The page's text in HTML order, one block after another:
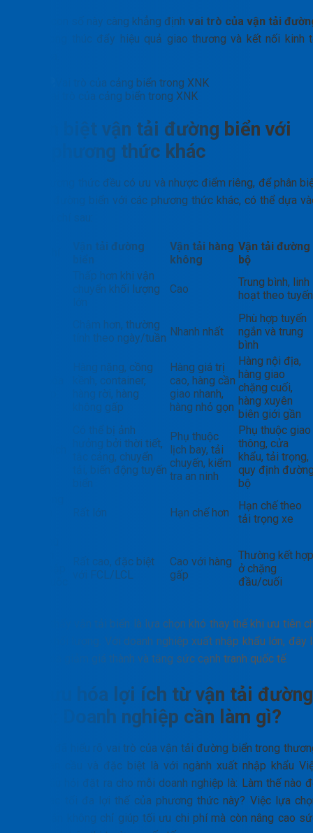
Những con số này càng khẳng định vai trò của vận tải
trong thúc đẩy hiệu quả giao thương và kết nối kinh
Vai trò của cảng biển trong XNK
Phân biệt vận tải đường biển với
các phương thức khác
Mỗi phương thức đều có ưu và nhược điểm riêng, để phân
vận tải đường biển với các phương thức khác, có thể dựa
các tiêu chí sau:
Vận tải đường
biển
Vận tải hàng
không
Vận tải đường
bộ
Thấp hơn khi vận
chuyển khối lượng
Cao
Trung bình, linh
hoạt theo tuyến
Chậm hơn, thường
tính theo ngày/tuần Nhanh nhất
Phù hợp tuyến
ngắn và trung
bình
Hàng nặng, cồng
kềnh, container,
hàng rời, hàng
không gấp
Hàng giá trị
cao, hàng cần
giao nhanh,
hàng nhỏ gọn
Hàng nội địa,
hàng giao
chặng cuối,
hàng xuyên
biên giới gần
Có thể bị ảnh
hưởng bởi thời tiết,
tắc cảng, chuyển
tải, biến động tuyến
biển
Phụ thuộc
lịch bay, tải
chuyến, kiểm
tra an ninh
Phụ thuộc giao
thông, cửa
khẩu, tải trọng,
quy định
bộ
Rất lớn Hạn chế hơn
Hạn chế theo
tải trọng xe
Rất cao, đặc biệt
với FCL/LCL
Cao với hàng
gấp
Thường kết hợp
ở chặng
đầu/cuối
Có thể thấy vận tải biển là lựa chọn khó thay thế khi ưu tiên
phí và khối lượng. Với doanh nghiệp xuất nhập khẩu lớn, đây
chìa khóa giảm giá thành và tăng sức cạnh tranh quốc tế.
Tối ưu hóa lợi ích từ vận tải đường
biển: Doanh nghiệp cần làm gì?
Sau khi đã hiểu rõ vai trò của vận tải đường biển trong
mại toàn cầu và đặc biệt là với ngành xuất nhập khẩu
Nam, câu hỏi đặt ra cho mỗi doanh nghiệp là: Làm thế nào
khai thác tối đa lợi thế của phương thức này? Việc lựa
đúng đắn không chỉ giúp tối ưu chi phí mà còn nâng cao